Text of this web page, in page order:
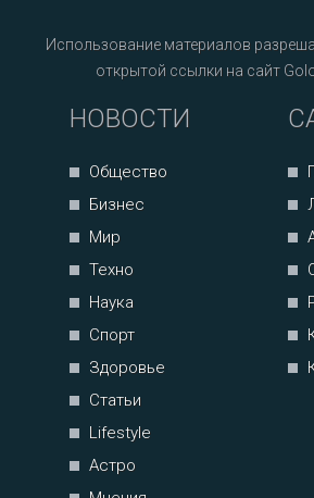
Использование материалов
открытой ссылки на сайт
НОВОСТИ
Общество
Бизнес
Мир
Техно
Наука
Спорт
Здоровье
Статьи
Lifestyle
Астро